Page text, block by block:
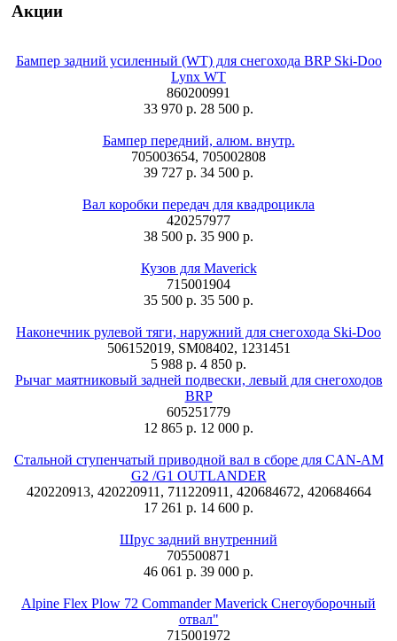
Акции
Бампер задний усиленный (WT) для снегохода BRP Ski-Doo
Lynx WT
860200991
33 970 р. 28 500 р.
Бампер передний, алюм. внутр.
705003654, 705002808
39 727 р. 34 500 р.
Вал коробки передач для квадроцикла
420257977
38 500 р. 35 900 р.
Кузов для Maverick
715001904
35 500 р. 35 500 р.
Наконечник рулевой тяги, наружний для снегохода Ski-Doo
506152019, SM08402, 1231451
5 988 р. 4 850 р.
Рычаг маятниковый задней подвески, левый для снегоходов
BRP
605251779
12 865 р. 12 000 р.
Стальной ступенчатый приводной вал в сборе для CAN-AM
G2 /G1 OUTLANDER
420220913, 420220911, 711220911, 420684672, 420684664
17 261 р. 14 600 р.
Шрус задний внутренний
705500871
46 061 р. 39 000 р.
Alpine Flex Plow 72 Commander Maverick Снегоуборочный
отвал"
715001972